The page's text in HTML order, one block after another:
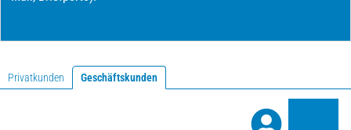
Privatkunden Geschäftskunden